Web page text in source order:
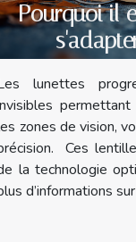
Pourquoi il
lunettes
zones de vision,
Ces
la technologie
d’informations